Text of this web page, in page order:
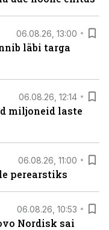
06.08.26, 13:00
läbi targa
06.08.26, 12:14
miljoneid laste
06.08.26, 11:00
perearstiks
06.08.26, 10:53
Nordisk sai